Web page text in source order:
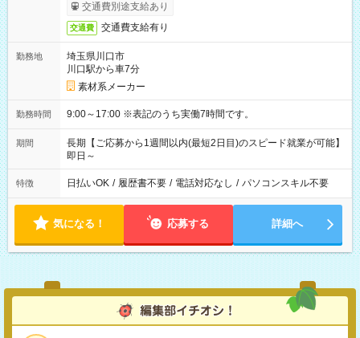
交通費別途支給あり
交通費 交通費支給有り
勤務地
埼玉県川口市
川口駅から車7分
素材系メーカー
勤務時間 9:00～17:00 ※表記のうち実働7時間です。
期間
長期【ご応募から1週間以内(最短2日目)のスピード就業が可能】
即日～
特徴 日払いOK / 履歴書不要 / 電話対応なし / パソコンスキル不要
気になる！ 応募する 詳細へ